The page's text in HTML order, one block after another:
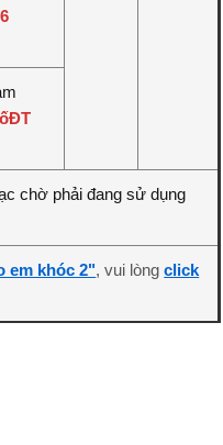
chờ phải đang sử dụng
em khóc 2", vui lòngclick